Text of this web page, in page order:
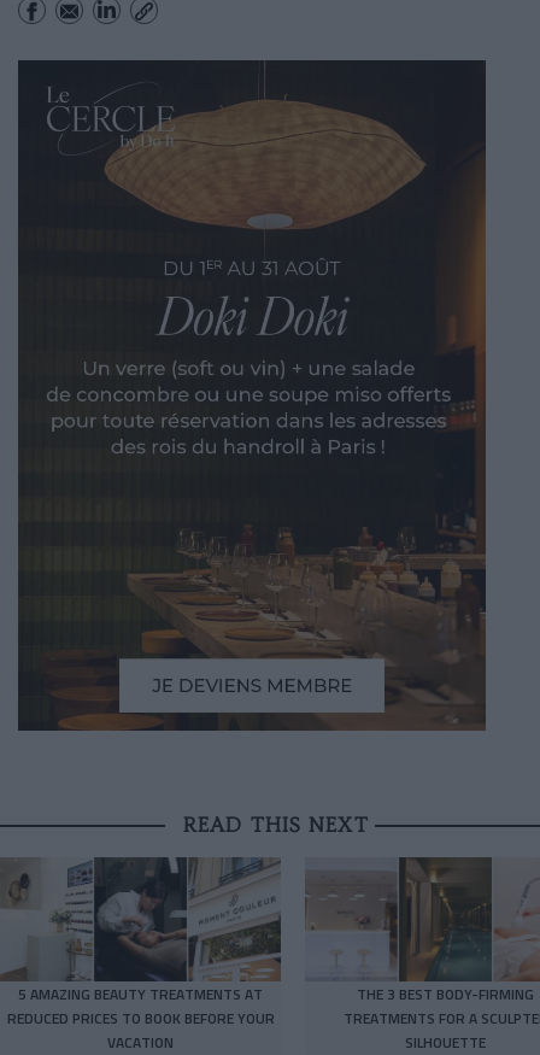
READ THIS NEXT
5 AMAZING BEAUTY TREATMENTS AT
REDUCED PRICES TO BOOK BEFORE YOUR
VACATION
THE 3 BEST BODY-FIRMING
TREATMENTS FOR A
SILHOUETTE